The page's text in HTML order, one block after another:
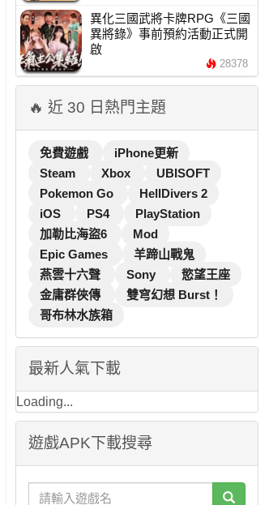
異化三國武將卡牌RPG《三國
異將錄》事前預約活動正式開
啟
28378
🔥 近 30 日熱門主題
免費遊戲
iPhone更新
Steam
Xbox
UBISOFT
Pokemon Go
HellDivers 2
iOS
PS4
PlayStation
加勒比海盜6
Mod
Epic Games
羊蹄山戰鬼
燕雲十六聲
Sony
慾望王座
金庸群俠傳
雙穹幻想 Burst！
哥布林水族箱
最新人氣下載
Loading...
遊戲APK下載搜尋